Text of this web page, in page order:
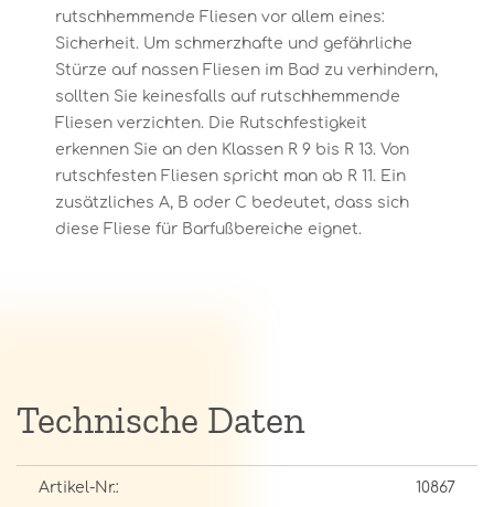
rutschhemmende Fliesen vor allem eines:
Sicherheit. Um schmerzhafte und gefährliche
Stürze auf nassen Fliesen im Bad zu verhindern,
sollten Sie keinesfalls auf rutschhemmende
Fliesen verzichten. Die Rutschfestigkeit
erkennen Sie an den Klassen R 9 bis R 13. Von
rutschfesten Fliesen spricht man ab R 11. Ein
zusätzliches A, B oder C bedeutet, dass sich
diese Fliese für Barfußbereiche eignet.
Technische Daten
Artikel-Nr.: 10867